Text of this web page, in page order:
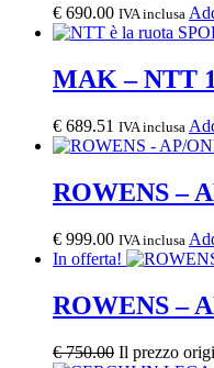
€ 690.00 IVA inclusa
MAK – NTT
€ 689.51 IVA inclusa
ROWENS –
€ 999.00 IVA inclusa
In offerta!
ROWENS –
€750.00 Il prezzo